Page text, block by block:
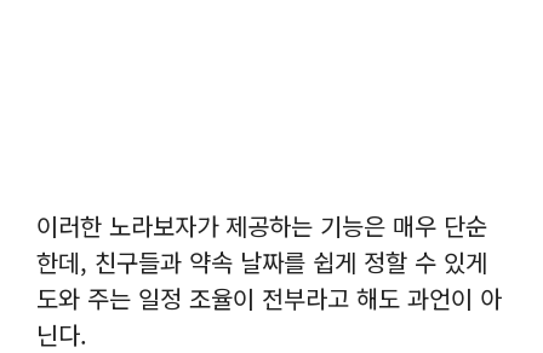
이러한 노라보자가 제공하는 기능은 매우 단순
한데, 친구들과 약속 날짜를 쉽게 정할 수 있게
도와 주는 일정 조율이 전부라고 해도 과언이 아
닌다.